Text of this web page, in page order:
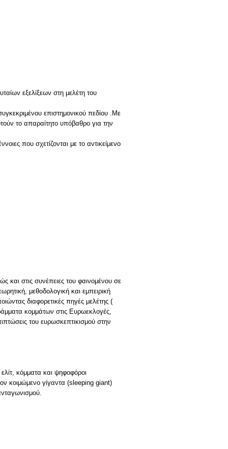
εξελίξεων στη μελέτη του
επιστημονικού πεδίου .Με
το απαραίτητο υπόβαθρο για την
που σχετίζονται με το αντικείμενο
και στις συνέπειες του φαινομένου σε
μεθοδολογική και εμπειρική
διαφορετικές πηγές μελέτης (
κομμάτων στις Ευρωεκλογές,
του ευρωσκεπτικισμού στην
κόμματα και ψηφοφόροι
κοιμώμενο γίγαντα (sleeping giant)